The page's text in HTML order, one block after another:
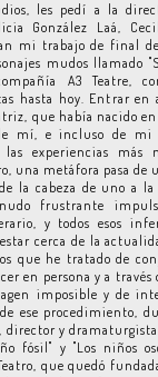
les pedí a la
González Laá,
mi trabajo de final
mudos llamado
A3 Teatre,
hasta hoy. Entrar en
que había nacido
mí, e incluso de mi
experiencias más
una metáfora pasa de
la cabeza de uno a
frustrante
y todos esos
cerca de la
que he tratado de
en persona y a través
imposible y de
ese procedimiento,
director y
fósil" y "Los niños
que quedó